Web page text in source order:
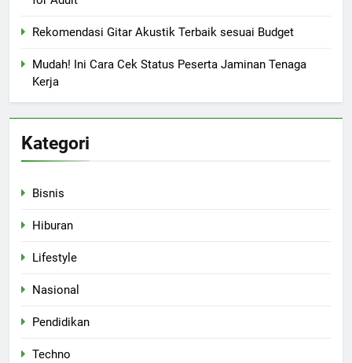
Rekomendasi Gitar Akustik Terbaik sesuai Budget
Mudah! Ini Cara Cek Status Peserta Jaminan Tenaga
Kerja
Kategori
Bisnis
Hiburan
Lifestyle
Nasional
Pendidikan
Techno